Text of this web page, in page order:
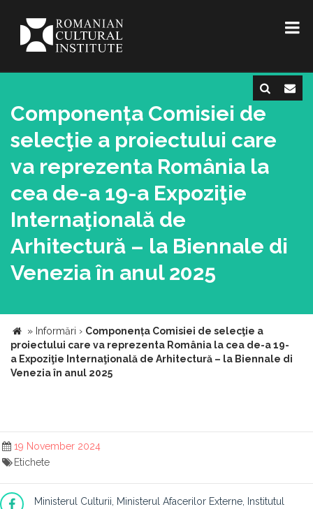
Componența Comisiei de
selecţie a proiectului care
va reprezenta România la
cea de-a 19-a Expoziţie
Internaţională de
Arhitectură – la Biennale di
Venezia în anul 2025
» Informări › Componența Comisiei de selecţie a
proiectului care va reprezenta România la cea de-a 19-
a Expoziţie Internaţională de Arhitectură – la Biennale di
Venezia în anul 2025
19 November 2024
Etichete
Ministerul Culturii, Ministerul Afacerilor Externe, Institutul